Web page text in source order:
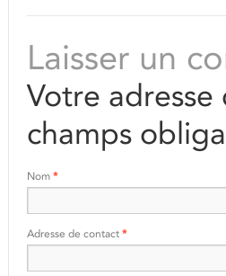
Laisser un
Votre
champs
Nom *
Adresse de contact *